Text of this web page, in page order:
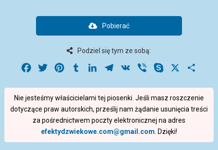
Pobierać
Podziel się tym ze sobą:
Facebook
Twitter PinterestTumblrLinkedInTelegram
VK Viber Skype
Nie jesteśmy właścicielami tej piosenki. Jeśli masz roszczenie
dotyczące praw autorskich, prześlij nam żądanie usunięcia treści
za pośrednictwem poczty elektronicznej na adres
efektydzwiekowe.com@gmail.com . Dzięki!